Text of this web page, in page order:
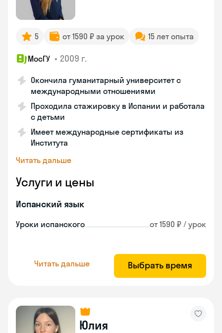
5 от 1590 ₽ за урок 15 лет опыта
МосГУ • 2009 г.
Окончила гуманитарный университет с
международными отношениями
Проходила стажировку в Испании и работала
с детьми
Имеет международные сертификаты из
Института
Читать дальше
Услуги и цены
Испанский язык
Уроки испанского от 1590 ₽ / урок
Читать дальше Выбрать время
Юлия